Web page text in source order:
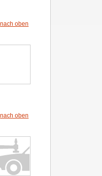
nach oben
nach oben